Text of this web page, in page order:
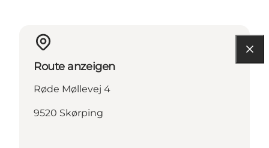
Route anzeigen
Røde Møllevej 4
9520 Skørping